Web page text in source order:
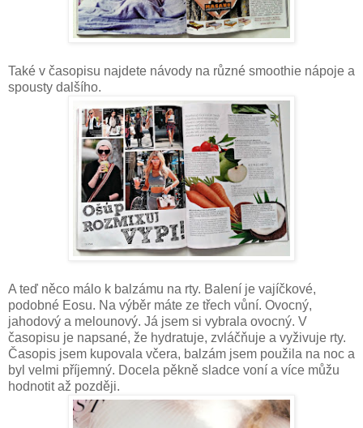
Také v časopisu najdete návody na různé smoothie nápoje a
spousty dalšího.
A teď něco málo k balzámu na rty. Balení je vajíčkové,
podobné Eosu. Na výběr máte ze třech vůní. Ovocný,
jahodový a melounový. Já jsem si vybrala ovocný. V
časopisu je napsané, že hydratuje, zvláčňuje a vyživuje rty.
Časopis jsem kupovala včera, balzám jsem použila na noc a
byl velmi příjemný. Docela pěkně sladce voní a více můžu
hodnotit až později.